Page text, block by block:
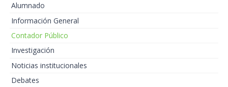
Alumnado
Información General
Contador Público
Investigación
Noticias institucionales
Debates